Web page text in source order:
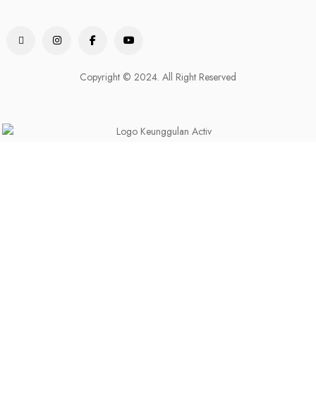
Copyright © 2024. All Right Reserved